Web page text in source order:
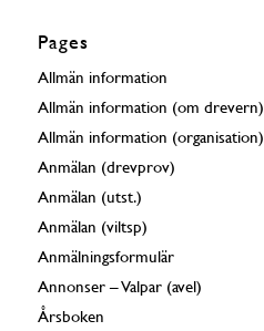
Pages
Allmän information
Allmän information (om drevern)
Allmän information (organisation)
Anmälan (drevprov)
Anmälan (utst.)
Anmälan (viltsp)
Anmälningsformulär
Annonser – Valpar (avel)
Årsboken